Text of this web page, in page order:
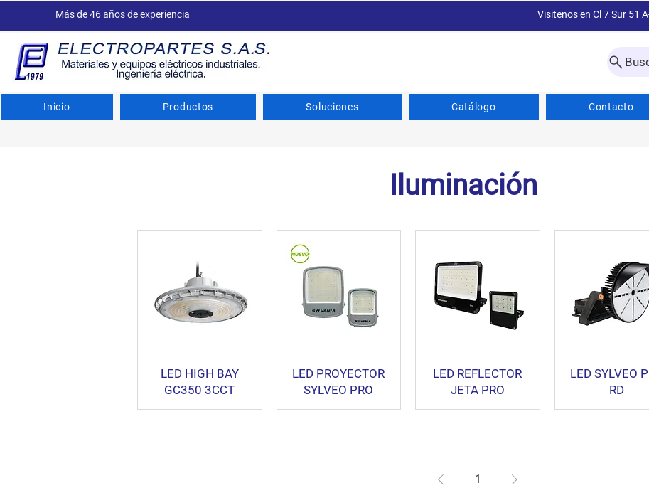
Más de 46 años de experiencia Visitenos en Cl 7 Sur 51
Inicio Productos Soluciones Catálogo Contacto
Iluminación
LED HIGH BAY
GC350 3CCT
LED PROYECTOR
SYLVEO PRO
LED REFLECTOR
JETA PRO
LED SYLVEO
RD
1